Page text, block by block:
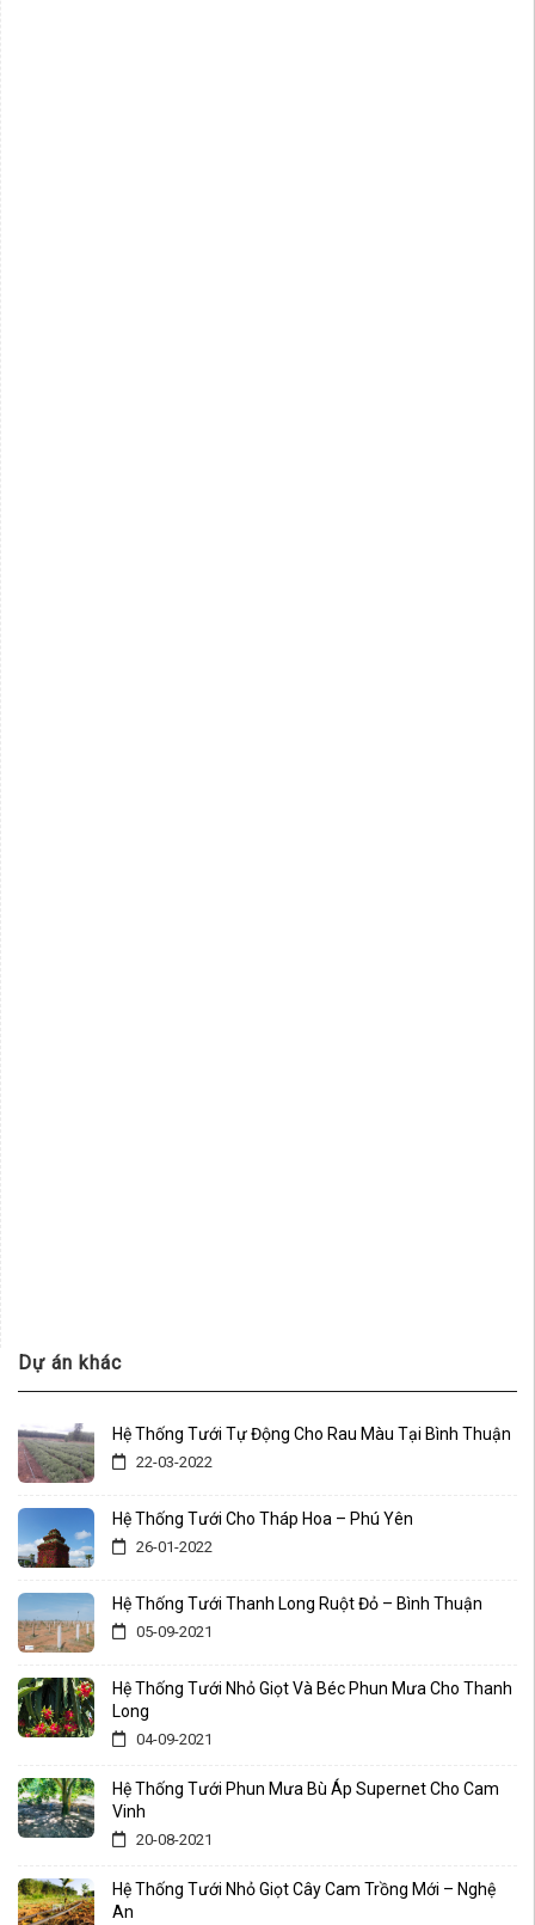
Dự án khác
Hệ Thống Tưới Tự Động Cho Rau Màu Tại Bình Thuận
22-03-2022
Hệ Thống Tưới Cho Tháp Hoa – Phú Yên
26-01-2022
Hệ Thống Tưới Thanh Long Ruột Đỏ – Bình Thuận
05-09-2021
Hệ Thống Tưới Nhỏ Giọt Và Béc Phun Mưa Cho Thanh
Long
04-09-2021
Hệ Thống Tưới Phun Mưa Bù Áp Supernet Cho Cam
Vinh
20-08-2021
Hệ Thống Tưới Nhỏ Giọt Cây Cam Trồng Mới – Nghệ
An